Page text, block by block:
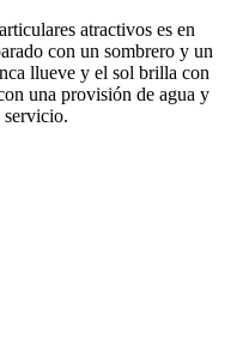
atractivos es en
con un sombrero y un
llueve y el sol brilla con
una provisión de agua y
servicio.